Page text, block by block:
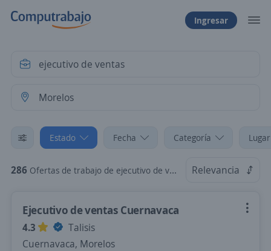
Ingresar
Estado Fecha Categoría
286 Ofertas de trabajo de ejecutivo de ventas en Morelos Relevancia
Ejecutivo de ventas Cuernavaca
4.3
Talisis
Cuernavaca, Morelos